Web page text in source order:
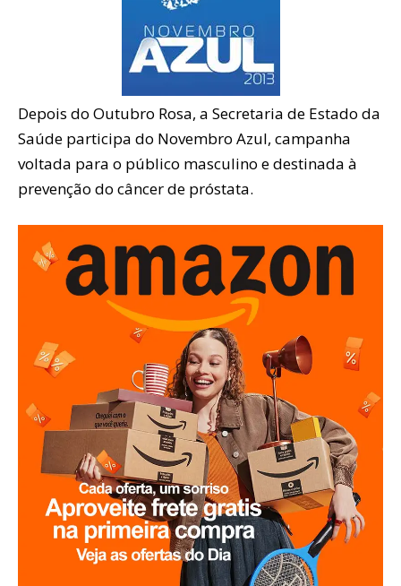
Depois do Outubro Rosa, a Secretaria de Estado da
Saúde participa do Novembro Azul, campanha
voltada para o público masculino e destinada à
prevenção do câncer de próstata.